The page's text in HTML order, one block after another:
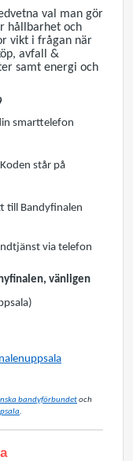
val man gör
hållbarhet och
vikt i frågan när
avfall &
samt energi och
smarttelefon
står på
till Bandyfinalen
via telefon
vänligen
bandyförbundetoch
.